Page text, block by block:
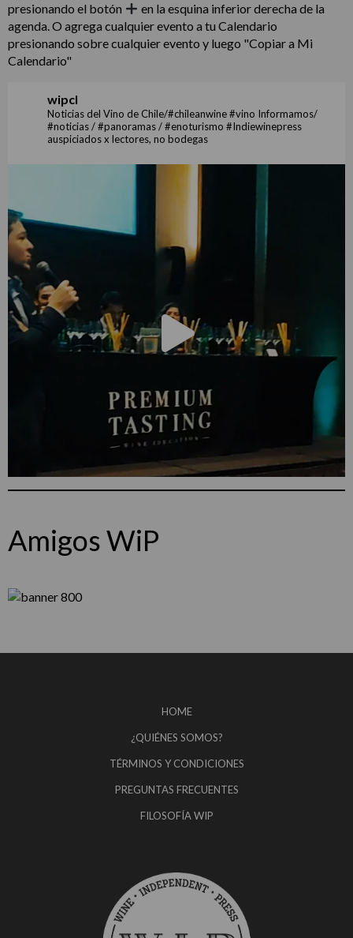
presionando el botón
en la esquina inferior derecha de la
agenda. O agrega cualquier evento a tu Calendario
presionando sobre cualquier evento y luego "Copiar a Mi
Calendario"
wipcl
Noticias del Vino de Chile/#chileanwine #vino Informamos/
#noticias / #panoramas / #enoturismo #Indiewinepress
auspiciados x lectores, no bodegas
Amigos WiP
HOME
¿QUIÉNES SOMOS?
TÉRMINOS Y CONDICIONES
PREGUNTAS FRECUENTES
FILOSOFÍA WIP